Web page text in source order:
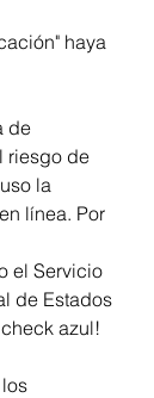
haya
de
riesgo de
la
línea. Por
el Servicio
de Estados
azul!